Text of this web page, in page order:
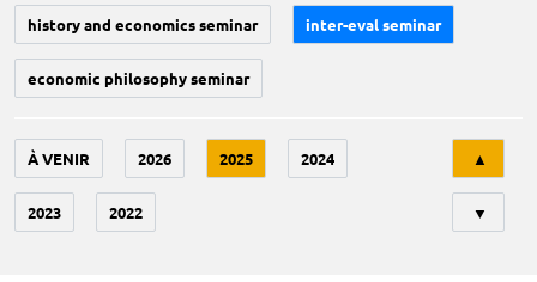
history and economics seminar inter-eval seminar
economic philosophy seminar
À VENIR 2026 2025 2024
2023 2022
▲
▼